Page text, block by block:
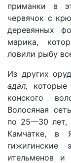
приманки в
червячок с
деревянных
марика,
ловили рыбу
Из других
адал,
конского
Волосяная
по 25—30 лет,
Камчатке, в
гижигинские
ительменов и